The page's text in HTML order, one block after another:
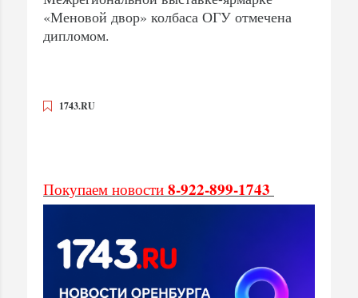
«Меновой двор» колбаса ОГУ отмечена
дипломом.
1743.RU
Покупаем новости 8-922-899-1743